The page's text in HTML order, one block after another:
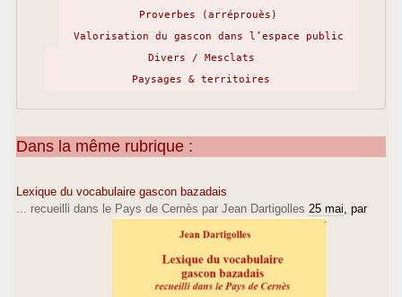
> Siat hardits !
Proverbes (arréprouès)
Valorisation du gascon dans l’espace public
Divers / Mesclats
Paysages & territoires
Dans la même rubrique :
Lexique du vocabulaire gascon bazadais
... recueilli dans le Pays de Cernès par Jean Dartigolles 25 mai , par